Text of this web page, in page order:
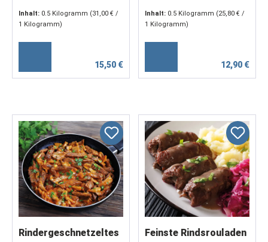
Perlzwiebeln (2 x 250
Inhalt: 0.5 Kilogramm (31,00 € /
1 Kilogramm)
15,50 €
& Erbsen
Inhalt: 0.5 Kilogramm (25,80 € /
1 Kilogramm)
12,90 €
Rindergeschnetzeltes
Feinste Rindsrouladen